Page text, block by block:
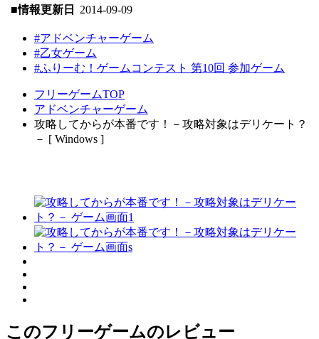
■情報更新日 2014-09-09
#アドベンチャーゲーム
#乙女ゲーム
#ふりーむ！ゲームコンテスト 第10回 参加ゲーム
フリーゲームTOP
アドベンチャーゲーム
攻略してからが本番です！－攻略対象はデリケート？
－ [ Windows ]
このフリーゲームのレビュー